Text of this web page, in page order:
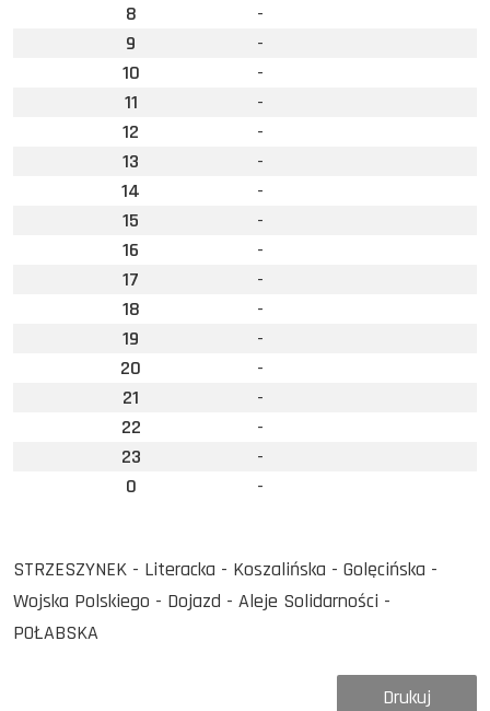
8
-
9
-
10
-
11
-
12
-
13
-
14
-
15
-
16
-
17
-
18
-
19
-
20
-
21
-
22
-
23
-
0
-
STRZESZYNEK - Literacka - Koszalińska - Golęcińska -
Wojska Polskiego - Dojazd - Aleje Solidarności -
POŁABSKA
Drukuj